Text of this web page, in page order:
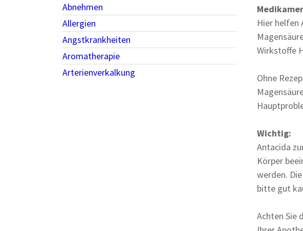
Abnehmen
Allergien
Angstkrankheiten
Aromatherapie
Arterienverkalkung
Hier helfen
Wirkstoffe
Ohne
Wichtig:
Antacida
Körper
werden.
bitte gut
Achten Sie